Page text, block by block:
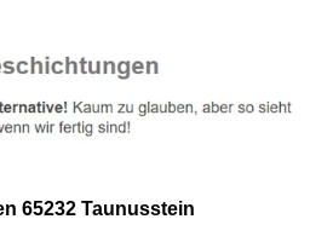
65232 Taunusstein